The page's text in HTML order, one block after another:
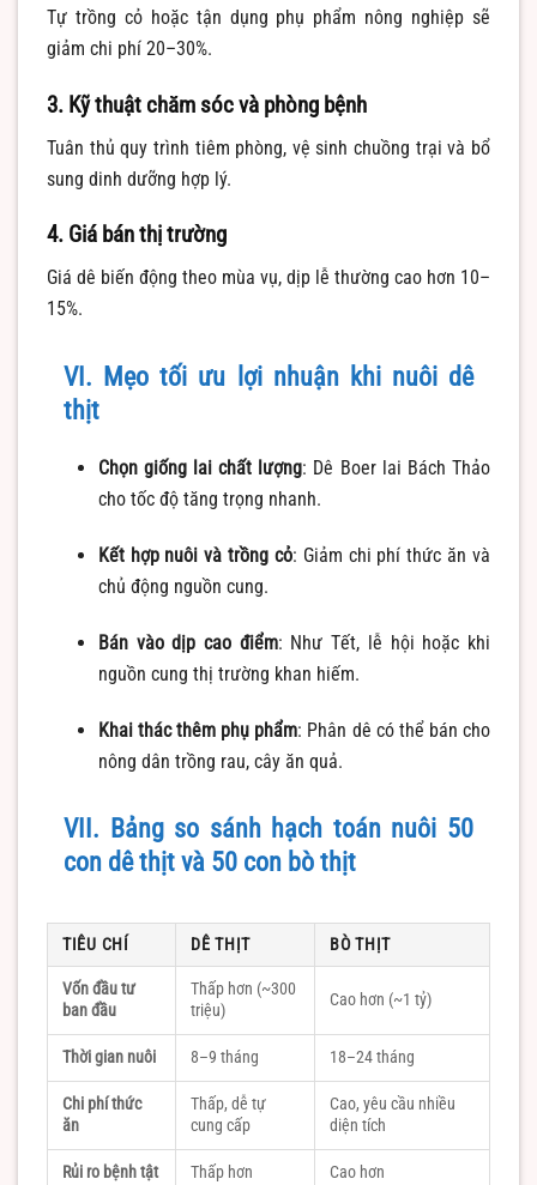
Tự trồng cỏ hoặc tận dụng phụ phẩm nông nghiệp sẽ
giảm chi phí 20–30%.
3. Kỹ thuật chăm sóc và phòng bệnh
Tuân thủ quy trình tiêm phòng, vệ sinh chuồng trại và bổ
sung dinh dưỡng hợp lý.
4. Giá bán thị trường
Giá dê biến động theo mùa vụ, dịp lễ thường cao hơn 10–
15%.
VI. Mẹo tối ưu lợi nhuận khi nuôi dê
thịt
Chọn giống lai chất lượng: Dê Boer lai Bách Thảo
cho tốc độ tăng trọng nhanh.
Kết hợp nuôi và trồng cỏ: Giảm chi phí thức ăn và
chủ động nguồn cung.
Bán vào dịp cao điểm: Như Tết, lễ hội hoặc khi
nguồn cung thị trường khan hiếm.
Khai thác thêm phụ phẩm: Phân dê có thể bán cho
nông dân trồng rau, cây ăn quả.
VII. Bảng so sánh hạch toán nuôi 50
con dê thịt và 50 con bò thịt
TIÊU CHÍ DÊ THỊT BÒ THỊT
Vốn đầu tư
ban đầu
Thấp hơn (~300
triệu)
Cao hơn (~1 tỷ)
Thời gian nuôi 8–9 tháng 18–24 tháng
Chi phí thức
ăn
Thấp, dễ tự
cung cấp
Cao, yêu cầu nhiều
diện tích
Rủi ro bệnh tật Thấp hơn Cao hơn